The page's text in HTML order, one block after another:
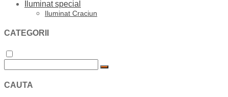
Iluminat special
Iluminat Craciun
CATEGORII
CAUTA